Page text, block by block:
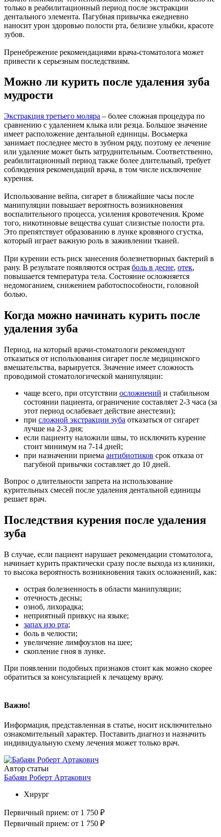
только в реабилитационный период после экстракции
дентального элемента. Пагубная привычка ежедневно
наносит урон здоровью полости рта, белизне улыбки, красоте
зубов.
Пренебрежение рекомендациями врача-стоматолога может
привести к серьезным последствиям.
Можно ли курить после удаления зуба
мудрости
Экстракция третьего моляра – более сложная процедура по
сравнению с удалением клыка или резца. Большое значение
имеет расположение дентальной единицы. Восьмерка
занимает последнее место в зубном ряду, поэтому ее лечение
или удаление может быть затруднительным. Соответственно,
реабилитационный период также более длительный, требует
соблюдения рекомендаций врача, в том числе исключение
курения.
Использование вейпа, сигарет в ближайшие часы после
манипуляции повышает вероятность возникновения
воспалительного процесса, усиления кровотечения. Кроме
того, никотиновые вещества сушат слизистые полости рта.
Это препятствует образованию в лунке кровяного сгустка,
который играет важную роль в заживлении тканей.
При курении есть риск занесения болезнетворных бактерий в
рану. В результате появляются острая боль в десне, отек,
повышается температура тела. Состояние осложняется
недомоганием, снижением работоспособности, головной
болью.
Когда можно начинать курить после
удаления зуба
Период, на который врачи-стоматологи рекомендуют
отказаться от использования сигарет после медицинского
вмешательства, варьируется. Значение имеет сложность
проводимой стоматологической манипуляции:
чаще всего, при отсутствии осложнений и стабильном
состоянии пациента, ограничение составляет 2-3 часа (за
этот период ослабевает действие анестезии);
при сложной экстракции зуба отказаться от сигарет
лучше на 2-3 дня;
если пациенту наложили швы, то исключить курение
стоит минимум на 7-14 дней;
при назначении приема антибиотиков срок отказа от
пагубной привычки составляет до 10 дней.
Вопрос о длительности запрета на использование
курительных смесей после удаления дентальной единицы
решает врач.
Последствия курения после удаления
зуба
В случае, если пациент нарушает рекомендации стоматолога,
начинает курить практически сразу после выхода из клиники,
то высока вероятность возникновения таких осложнений, как:
острая болезненность в области манипуляции;
отечность десны;
озноб, лихорадка;
неприятный привкус на языке;
запах изо рта;
боль в челюсти;
увеличение лимфоузлов на шее;
скопление гноя в лунке.
При появлении подобных признаков стоит как можно скорее
обратиться за консультацией к лечащему врачу.
Важно!
Информация, представленная в статье, носит исключительно
ознакомительный характер. Поставить диагноз и назначить
индивидуальную схему лечения может только врач.
Автор статьи
Бабаян Роберт Артакович
Хирург
Первичный прием: от 1 750 ₽
Первичный прием: от 1 750 ₽